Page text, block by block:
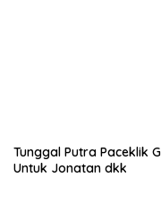
Tunggal Putra Paceklik
Untuk Jonatan dkk